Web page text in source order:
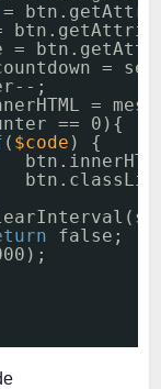
=
=
=
;
=
== 0){
( $code ) {
false;